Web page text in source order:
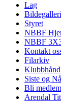
Lag
Bildegalleri
Styret
NBBF
NBBF
Kontakt
Filarkiv
Siste og
Bli medlem
Arendal